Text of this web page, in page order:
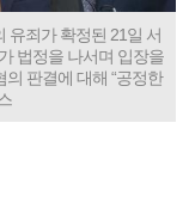
유죄가 확정된 21일 서
법정을 나서며 입장을
의 판결에 대해 “공정한